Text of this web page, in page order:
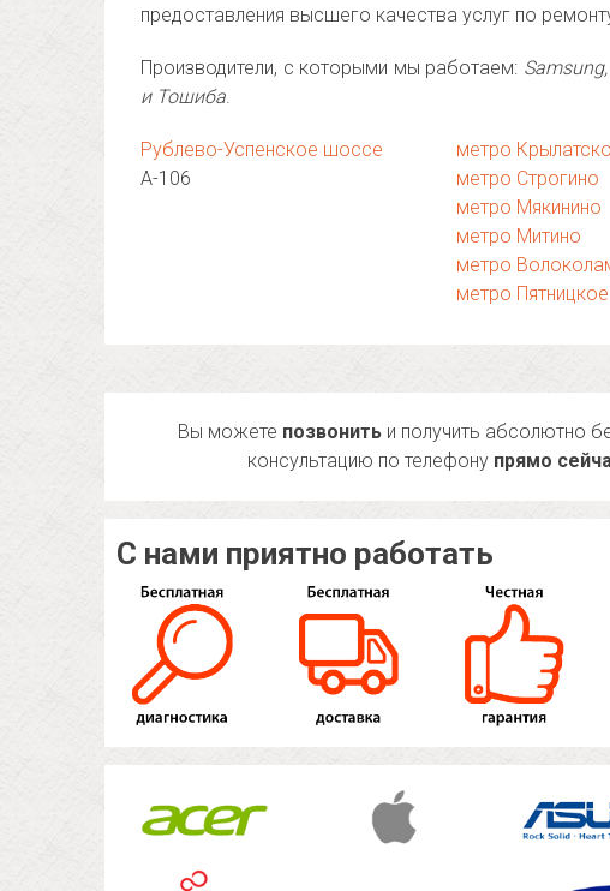
предоставления высшего качества услуг по
Производители, с которыми мы работаем:
и Тошиба.
Рублево-Успенское шоссе
А-106
метро
метро Строгино
метро Мякинино
метро Митино
метро
метро
Вы можете позвонить и получить абсолютно
консультацию по телефону прямо
С нами приятно работать